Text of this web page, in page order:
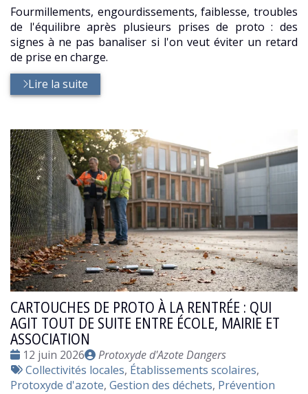
Fourmillements, engourdissements, faiblesse, troubles
de l'équilibre après plusieurs prises de proto : des
signes à ne pas banaliser si l'on veut éviter un retard
de prise en charge.
Lire la suite
CARTOUCHES DE PROTO À LA RENTRÉE : QUI
AGIT TOUT DE SUITE ENTRE ÉCOLE, MAIRIE ET
ASSOCIATION
Date
:
12 juin 2026
Publié
par
Protoxyde d'Azote Dangers
Tags
:
Collectivités locales, Établissements scolaires,
Protoxyde d'azote, Gestion des déchets, Prévention